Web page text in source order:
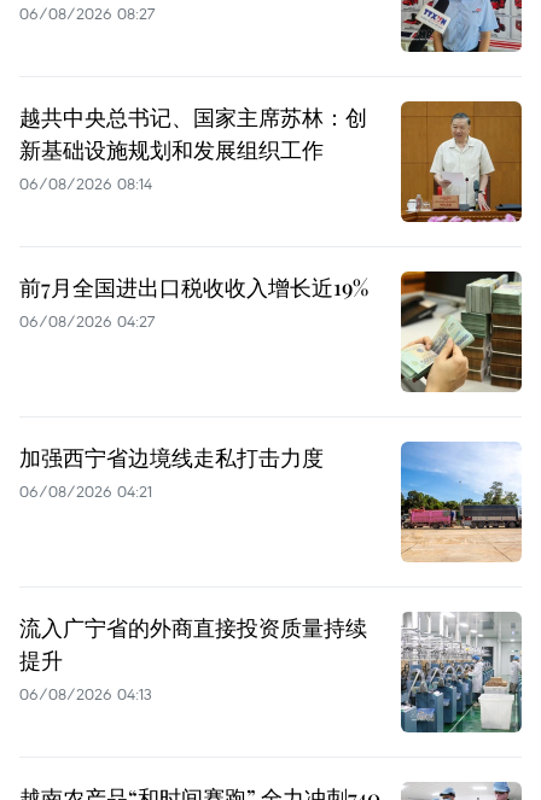
06/08/2026 08:27
越共中央总书记、国家主席苏林：创
新基础设施规划和发展组织工作
06/08/2026 08:14
前7月全国进出口税收收入增长近19%
06/08/2026 04:27
加强西宁省边境线走私打击力度
06/08/2026 04:21
流入广宁省的外商直接投资质量持续
提升
06/08/2026 04:13